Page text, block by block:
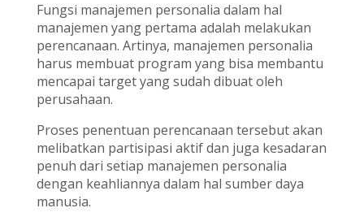
Fungsi manajemen personalia dalam hal
manajemen yang pertama adalah melakukan
perencanaan. Artinya, manajemen personalia
harus membuat program yang bisa membantu
mencapai target yang sudah dibuat oleh
perusahaan.
Proses penentuan perencanaan tersebut akan
melibatkan partisipasi aktif dan juga kesadaran
penuh dari setiap manajemen personalia
dengan keahliannya dalam hal sumber daya
manusia.